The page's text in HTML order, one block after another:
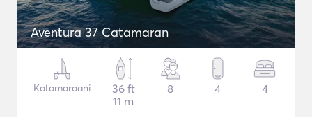
Aventura 37 Catamaran
Katamaraani
36 ft
11 m
8 4 4